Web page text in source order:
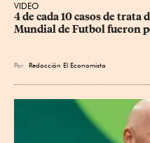
VIDEO
4 de cada 10 casos de trata
Mundial de Futbol fueron
Por Redacción El Economista